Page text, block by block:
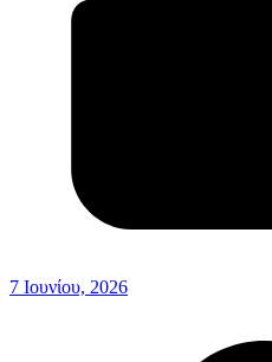
7 Ιουνίου, 2026